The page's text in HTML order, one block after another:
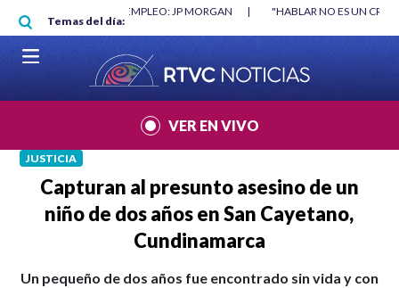
Pasar al contenido principal
Temas del día:
"HABLAR NO ES UN CRIMEN": CARTA DE BETO CORAL |
VER EN VIVO
JUSTICIA
Capturan al presunto asesino de un
niño de dos años en San Cayetano,
Cundinamarca
Un pequeño de dos años fue encontrado sin vida y con